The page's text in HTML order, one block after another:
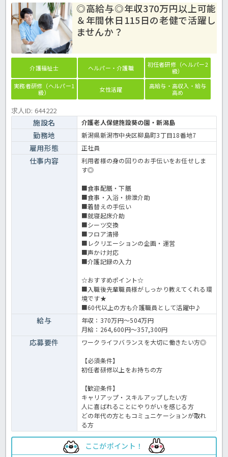
◎高給与◎年収370万円以上可能
＆年間休日115日の老健で活躍し
ませんか？
介護福祉士 ヘルパー・介護職
初任者研修（ヘルパー2
級）
実務者研修（ヘルパー1
級）
女性活躍
高給与・高収入・給与
高め
求人ID: 644222
施設名 介護老人保健施設葵の園・新潟島
勤務地 新潟県新潟市中央区柳島町3丁目18番地7
雇用形態 正社員
仕事内容
利用者様の身の回りのお手伝いをお任せしま
す◎
■食事配膳・下膳
■食事・入浴・排泄介助
■着替えの手伝い
■就寝起床介助
■シーツ交換
■フロア清掃
■レクリエーションの企画・運営
■声かけ対応
■介護記録の入力
☆おすすめポイント☆
■入職後先輩職員様がしっかり教えてくれる環
境です★
■60代以上の方も介護職員として活躍中♪
給与
年収：370万円～504万円
月給：264,600円～357,300円
応募要件 ワークライフバランスを大切に働きたい方◎
【必須条件】
初任者研修以上をお持ちの方
【歓迎条件】
キャリアップ・スキルアップしたい方
人に喜ばれることにやりがいを感じる方
どの年代の方ともコミュニケーションが取れ
る方
ここがポイント！